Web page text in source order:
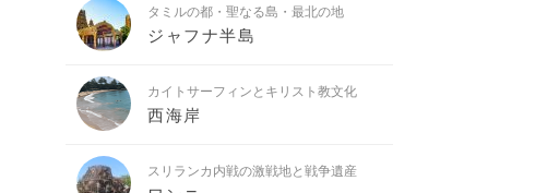
タミルの都・聖なる島・最北の地
ジャフナ半島
カイトサーフィンとキリスト教文化
西海岸
スリランカ内戦の激戦地と戦争遺産